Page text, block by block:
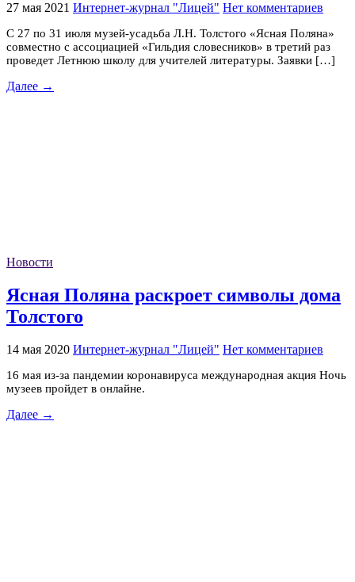
27 мая 2021 Интернет-журнал "Лицей" Нет комментариев
С 27 по 31 июля музей-усадьба Л.Н. Толстого «Ясная Поляна»
совместно с ассоциацией «Гильдия словесников» в третий раз
проведет Летнюю школу для учителей литературы. Заявки […]
Далее →
Новости
Ясная Поляна раскроет символы дома
Толстого
14 мая 2020 Интернет-журнал "Лицей" Нет комментариев
16 мая из-за пандемии коронавируса международная акция Ночь
музеев пройдет в онлайне.
Далее →